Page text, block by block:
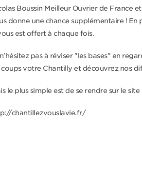
Boussin Meilleur Ouvrier de France
donne une chance supplémentaire !
est offert à chaque fois.
pas à réviser "les bases" en
coups votre Chantilly et découvrez nos
le plus simple est de se rendre sur le
chantillezvouslavie.fr/